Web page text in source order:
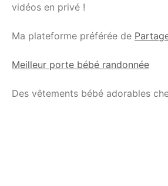
vidéos en privé !
Ma plateforme préférée de
Meilleur porte bébé randonnée
Des vêtements bébé adorables